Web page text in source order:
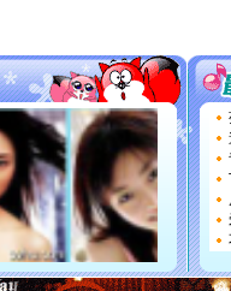
[圣诞节]
你太多
要平安！
[圣诞节]
能正大
都要快乐
[圣诞节]
如意,快
[元旦]
看
断电。
你是我
[元旦]如